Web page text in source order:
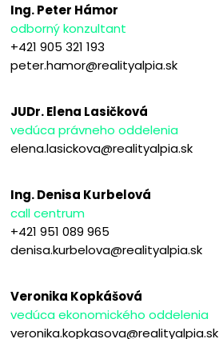
Ing. Peter Hámor
odborný konzultant
+421 905 321 193
peter.hamor@realityalpia.sk
JUDr. Elena Lasičková
vedúca právneho oddelenia
elena.lasickova@realityalpia.sk
Ing. Denisa Kurbelová
call centrum
+421 951 089 965
denisa.kurbelova@realityalpia.sk
Veronika Kopkášová
vedúca ekonomického oddelenia
veronika.kopkasova@realityalpia.sk